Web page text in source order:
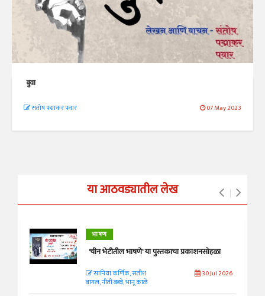
बुवा
संतोष पद्माकर पवार 07 May 2023
या आठवड्यातील लेख
भाषण
'चीन भेटीतील भाषणे' या पुस्तकाचा प्रकाशनसोहळा
सानिया कर्णिक, सतीश
बागल, नीती बडवे, भानू काळे
30 Jul 2026